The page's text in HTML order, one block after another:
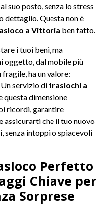
suo posto, senza lo stress
dettaglio. Questa non è
a Vittoria ben fatto.
i tuoi beni, ma
oggetto, dal mobile più
ha un valore:
servizio di traslochi a
questa dimensione
ricordi, garantire
assicurarti che il tuo nuovo
senza intoppi o spiacevoli
Perfetto
Chiave per
Sorprese